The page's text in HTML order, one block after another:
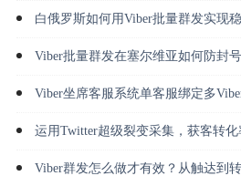
白俄罗斯如何用Viber批量群发实现稳
Viber批量群发在塞尔维亚如何防封
Viber坐席客服系统单客服绑定多Viber
运用Twitter超级裂变采集，获客转
Viber群发怎么做才有效？从触达到